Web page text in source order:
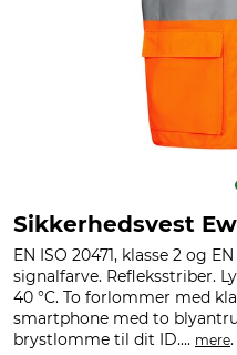
Sikkerhedsvest
EN ISO 20471, klasse 2 og
signalfarve. Refleksstriber.
40 °C. To forlommer med
smartphone med to
brystlomme til dit ID.... mere.